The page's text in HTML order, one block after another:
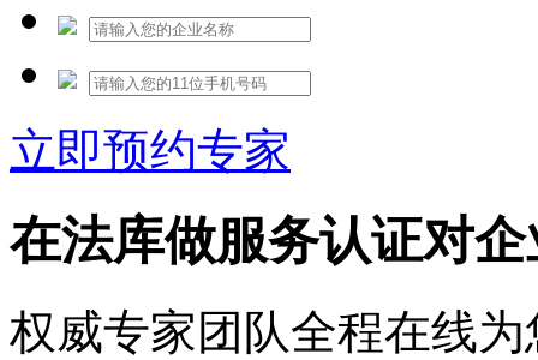
立即预约专家
在法库做服务认证对
权威专家团队全程在线